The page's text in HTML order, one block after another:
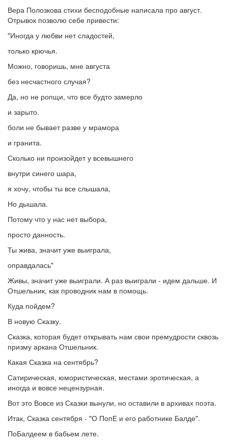
Вера Полозкова стихи бесподобные написала про август.
Отрывок позволю себе привести:
"Иногда у любви нет сладостей,
только крючья.
Можно, говоришь, мне августа
без несчастного случая?
Да, но не ропщи, что все будто замерло
и зарыто.
боли не бывает разве у мрамора
и гранита.
Сколько ни произойдет у всевышнего
внутри синего шара,
я хочу, чтобы ты все слышала,
Но дышала.
Потому что у нас нет выбора,
просто данность.
Ты жива, значит уже выиграла,
оправдалась"
Живы, значит уже выиграли. А раз выиграли - идем дальше. И
Отшельник, как проводник нам в помощь.
Куда пойдем?
В новую Сказку.
Сказка, которая будет открывать нам свои премудрости сквозь
призму аркана Отшельник.
Какая Сказка на сентябрь?
Сатирическая, юмористическая, местами эротическая, а
иногда и вовсе нецензурная.
Вот это Вовсе из Сказки вынули, но оставили в архивах поэта.
Итак, Сказка сентября - "О ПопЕ и его работнике Балде".
ПоБалдеем в бабьем лете.